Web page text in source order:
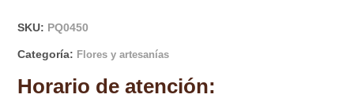
SKU: PQ0450
Categoría: Flores y artesanías
Horario de atención: